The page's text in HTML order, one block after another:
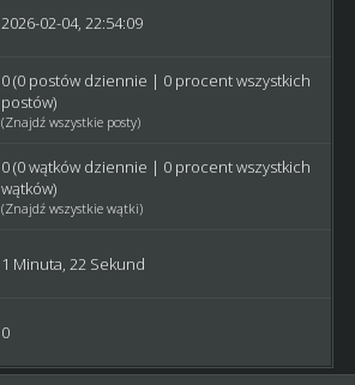
2026-02-04, 22:54:09
0 (0 postów dziennie | 0 procent wszystkich
postów)
(Znajdź wszystkie posty)
0 (0 wątków dziennie | 0 procent wszystkich
wątków)
(Znajdź wszystkie wątki)
1 Minuta, 22 Sekund
0